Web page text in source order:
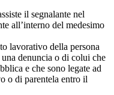
il segnalante nel
all’interno del medesimo
lavorativo della persona
denuncia o di colui che
e che sono legate ad
o di parentela entro il